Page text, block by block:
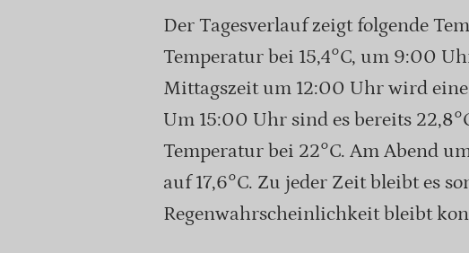
Der Tagesverlauf zeigt folgende
Temperatur bei 15,4°C, um 9:00
Mittagszeit um 12:00 Uhr wird eine
Um 15:00 Uhr sind es bereits
Temperatur bei 22°C. Am Abend
auf 17,6°C. Zu jeder Zeit bleibt es
Regenwahrscheinlichkeit bleibt